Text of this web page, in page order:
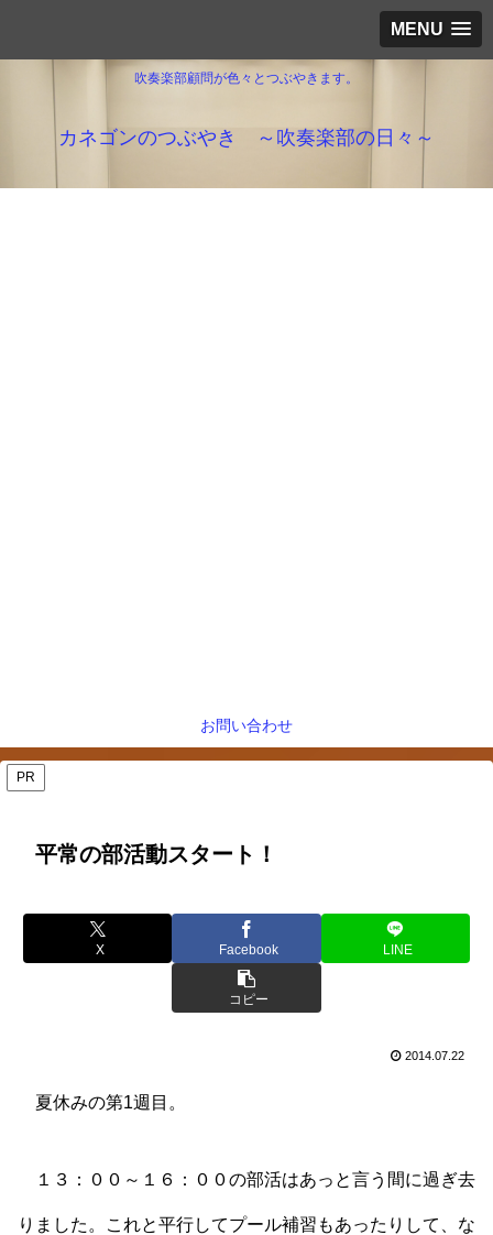
MENU
吹奏楽部顧問が色々とつぶやきます。
カネゴンのつぶやき ～吹奏楽部の日々～
お問い合わせ
PR
平常の部活動スタート！
X Facebook LINE
コピー
2014.07.22
夏休みの第1週目。
１３：００～１６：００の部活はあっと言う間に過ぎ去
りました。これと平行してプール補習もあったりして、な